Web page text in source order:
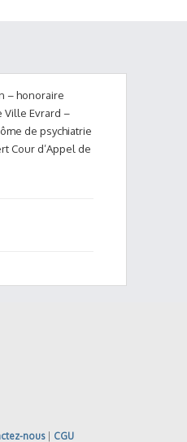
– honoraire
Ville Evrard –
de psychiatrie
Cour d’Appel de
nous| CGU